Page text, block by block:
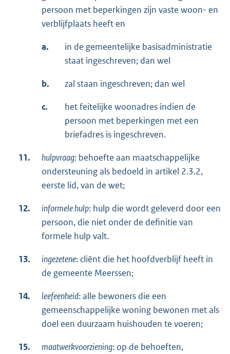
persoon met beperkingen zijn vaste woon- en
verblijfplaats heeft en
a.
in de gemeentelijke basisadministratie
staat ingeschreven; dan wel
b. zal staan ingeschreven; dan wel
c.
het feitelijke woonadres indien de
persoon met beperkingen met een
briefadres is ingeschreven.
11. hulpvraag: behoefte aan maatschappelijke
ondersteuning als bedoeld in artikel 2.3.2,
eerste lid, van de wet;
12. informele hulp: hulp die wordt geleverd door een
persoon, die niet onder de definitie van
formele hulp valt.
13. ingezetene: cliënt die het hoofdverblijf heeft in
de gemeente Meerssen;
14. leefeenheid: alle bewoners die een
gemeenschappelijke woning bewonen met als
doel een duurzaam huishouden te voeren;
15. maatwerkvoorziening: op de behoeften,